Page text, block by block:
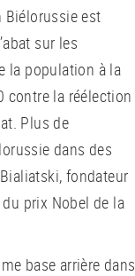
est
sur les
la population à la
contre la réélection
Plus de
dans des
fondateur
prix Nobel de la
base arrière dans